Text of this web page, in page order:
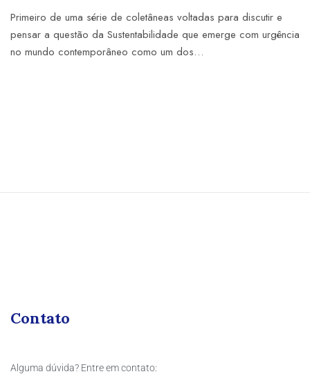
Primeiro de uma série de coletâneas voltadas para discutir e
pensar a questão da Sustentabilidade que emerge com urgência
no mundo contemporâneo como um dos…
Contato
Alguma dúvida? Entre em contato: